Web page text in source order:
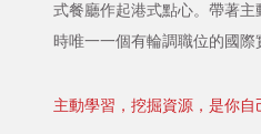
式餐廳作起港式點心。帶著
時唯一一個有輪調職位的國際
主動學習，挖掘資源，是你自